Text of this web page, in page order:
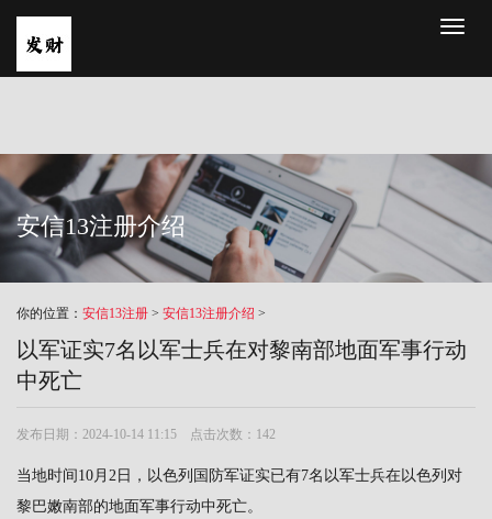
安信13注册介绍
你的位置： 安信13注册 > 安信13注册介绍 >
以军证实7名以军士兵在对黎南部地面军事行动
中死亡
发布日期：2024-10-14 11:15 点击次数：142
当地时间10月2日，以色列国防军证实已有7名以军士兵在以色列对
黎巴嫩南部的地面军事行动中死亡。